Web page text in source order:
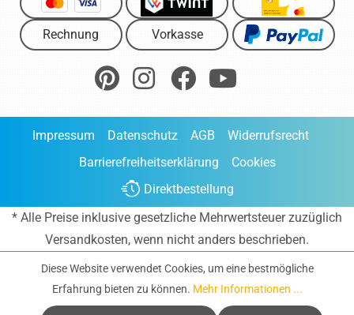
Rechnung Vorkasse
Impressum Datenschutz AGB
Widerrufsrecht
Barrierefreiheitserklärung
Cookies
Direktbestellung
* Alle Preise inklusive gesetzliche Mehrwertsteuer zuzüglich
Versandkosten, wenn nicht anders beschrieben.
Diese Website verwendet Cookies, um eine bestmögliche
Erfahrung bieten zu können. Mehr Informationen ...